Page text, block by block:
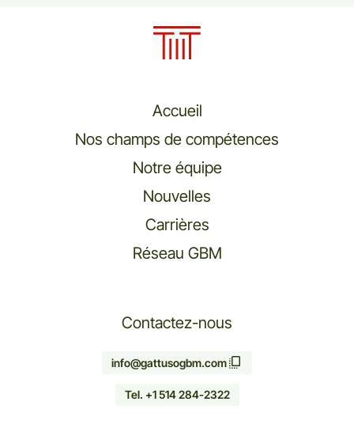
Accueil
Nos champs de compétences
Notre équipe
Nouvelles
Carrières
Réseau GBM
Contactez-nous
info@gattusogbm.com
Tel. +1 514 284-2322